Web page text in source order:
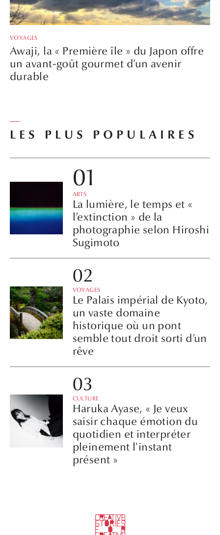
VOYAGES
Awaji, la « Première île » du Japon offre
un avant-goût gourmet d’un avenir
durable
LES PLUS POPULAIRES
ARTS
La lumière, le temps et «
l’extinction » de la
photographie selon Hiroshi
Sugimoto
VOYAGES
Le Palais impérial de Kyoto,
un vaste domaine
historique où un pont
semble tout droit sorti d’un
rêve
CULTURE
Haruka Ayase, « Je veux
saisir chaque émotion du
quotidien et interpréter
pleinement l'instant
présent »